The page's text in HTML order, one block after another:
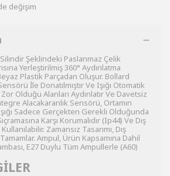
değişim
Silindir Şeklindeki Paslanmaz Çelik
Yerleştirilmiş 360° Aydınlatma
Plastik Parçadan Oluşur. Bollard
İle Donatılmıştır Ve Işığı Otomatik
Olduğu Alanları Aydınlatır Ve Davetsiz
Alacakaranlık Sensörü, Ortamın
Sadece Gerçekten Gerekli Olduğunda
Karşı Korumalıdır (Ip44) Ve Dış
Zamansız Tasarımı, Dış
Ampul, Ürün Kapsamına Dahil
E27 Duylu Tüm Ampullerle (A60)